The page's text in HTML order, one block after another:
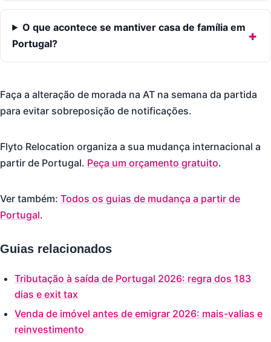
O que acontece se mantiver casa de família em
Portugal?
Faça a alteração de morada na AT na semana da partida
para evitar sobreposição de notificações.
Flyto Relocation organiza a sua mudança internacional a
partir de Portugal. Peça um orçamento gratuito.
Ver também: Todos os guias de mudança a partir de
Portugal.
Guias relacionados
Tributação à saída de Portugal 2026: regra dos 183
dias e exit tax
Venda de imóvel antes de emigrar 2026: mais-valias e
reinvestimento